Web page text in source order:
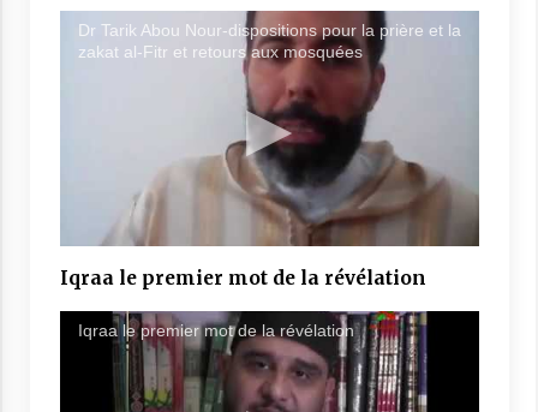
Dr Tarik Abou Nour-dispositions pour la prière et la
zakat al-Fitr et retours aux mosquées
Iqraa le premier mot de la révélation
Iqraa le premier mot de la révélation